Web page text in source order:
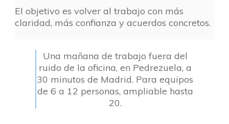
El objetivo es volver al trabajo con más
claridad, más confianza y acuerdos concretos.
Una mañana de trabajo fuera del
ruido de la oficina, en Pedrezuela, a
30 minutos de Madrid. Para equipos
de 6 a 12 personas, ampliable hasta
20.